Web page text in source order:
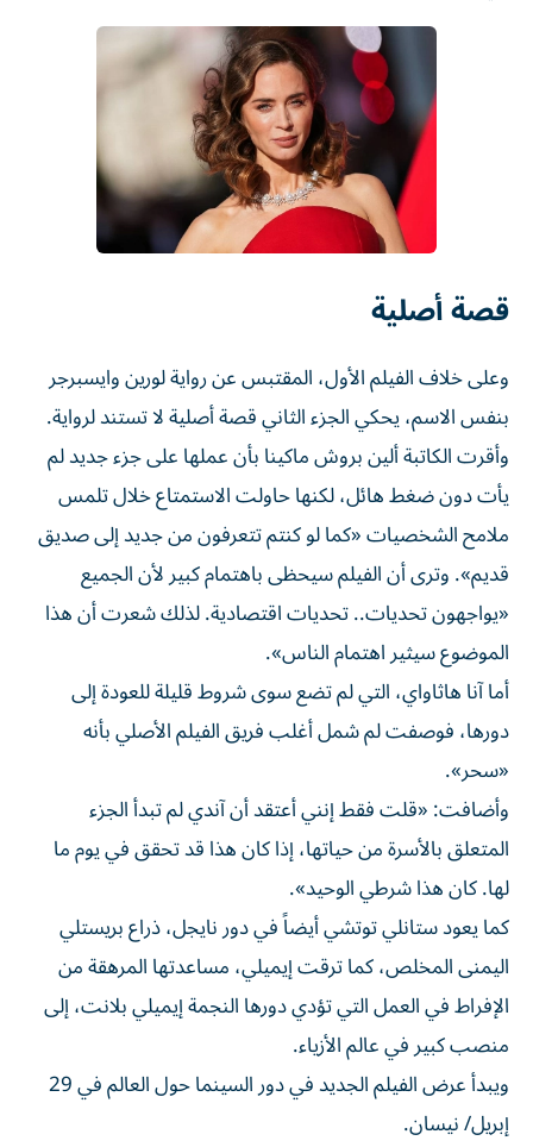
قصة أصلية
وعلى خلاف الفيلم الأول، المقتبس عن رواية لورين وايسبرجر
بنفس الاسم، يحكي الجزء الثاني قصة أصلية لا تستند لرواية.
وأقرت الكاتبة ألين بروش ماكينا بأن ​عملها على ‌جزء جديد لم
يأت دون ضغط هائل، لكنها حاولت الاستمتاع خلال تلمس
ملامح ‌الشخصيات «كما لو كنتم تتعرفون من جديد إلى صديق
قديم». وترى أن الفيلم سيحظى باهتمام كبير لأن الجميع
«يواجهون تحديات.. تحديات اقتصادية. لذلك شعرت أن هذا
الموضوع سيثير اهتمام الناس».
أما آنا هاثاواي، التي ‌لم تضع سوى ‌شروط قليلة للعودة إلى
دورها، فوصفت لم ⁠شمل أغلب فريق الفيلم الأصلي بأنه
«سحر».
وأضافت: «قلت فقط إنني أعتقد أن آندي ‌لم تبدأ الجزء
المتعلق بالأسرة من حياتها، إذا كان هذا قد تحقق في يوم ما
لها. كان هذا شرطي الوحيد».
كما يعود ستانلي توتشي أيضاً ⁠في دور نايجل، ذراع بريستلي
اليمنى المخلص، كما ترقت إيميلي، مساعدتها ​المرهقة من
الإفراط في العمل التي تؤدي دورها النجمة إيميلي بلانت، إلى
منصب كبير في عالم الأزياء.
ويبدأ عرض الفيلم الجديد في دور السينما حول ⁠العالم في 29
إبريل/ نيسان.